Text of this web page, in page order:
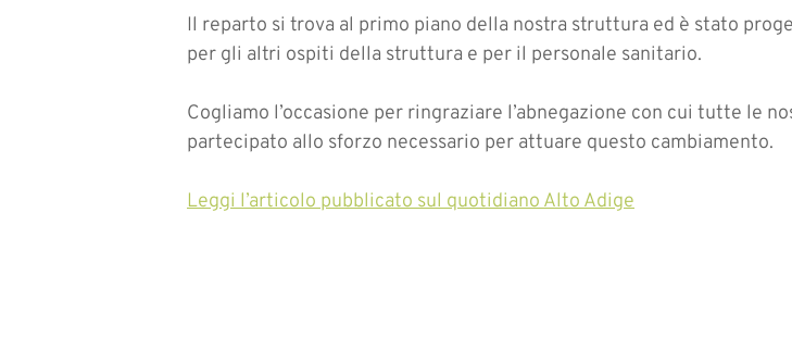
Il reparto si trova al primo piano della nostra struttura ed è stato
per gli altri ospiti della struttura e per il personale sanitario.
Cogliamo l’occasione per ringraziare l’abnegazione con cui tutte le
partecipato allo sforzo necessario per attuare questo cambiamento.
Leggi l’articolo pubblicato sul quotidiano Alto Adige